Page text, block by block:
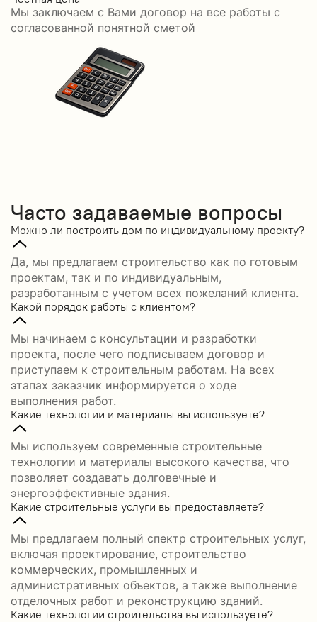
Мы заключаем с Вами договор на все работы с
согласованной понятной сметой
Часто задаваемые вопросы
Можно ли построить дом по индивидуальному проекту?
Да, мы предлагаем строительство как по готовым
проектам, так и по индивидуальным,
разработанным с учетом всех пожеланий клиента.
Какой порядок работы с клиентом?
Мы начинаем с консультации и разработки
проекта, после чего подписываем договор и
приступаем к строительным работам. На всех
этапах заказчик информируется о ходе
выполнения работ.
Какие технологии и материалы вы используете?
Мы используем современные строительные
технологии и материалы высокого качества, что
позволяет создавать долговечные и
энергоэффективные здания.
Какие строительные услуги вы предоставляете?
Мы предлагаем полный спектр строительных услуг,
включая проектирование, строительство
коммерческих, промышленных и
административных объектов, а также выполнение
отделочных работ и реконструкцию зданий.
Какие технологии строительства вы используете?